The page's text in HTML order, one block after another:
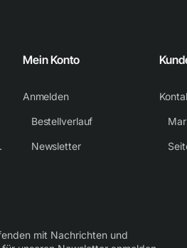
Mein Konto
Anmelden
Bestellverlauf
Newsletter
mit Nachrichten und